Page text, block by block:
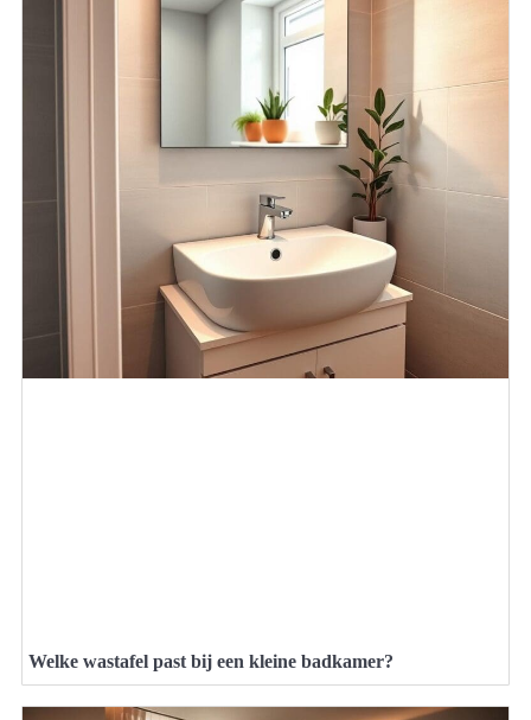
Welke wastafel past bij een kleine badkamer?